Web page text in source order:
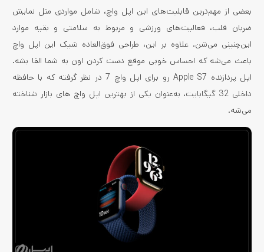
بعضی از مهم‌ترین قابلیت‌های این اپل واچ، شامل مواردی مثل نمایش
ضربان قلب، فعالیت‌های ورزشی و مربوط به سلامتی و بقیه موارد
این‌چنینی می‌شن. علاوه بر این، طراحی فوق‌العاده شیک این اپل واچ
باعث می‌شه که احساس خوبی موقع دست کردن اون به شما القا بشه.
اپل پردازنده Apple S7 رو برای اپل واچ 7 در نظر گرفته که با حافظه
داخلی 32 گیگابایت، به‌عنوان یکی از بهترین اپل واچ های بازار شناخته
می‌شه.